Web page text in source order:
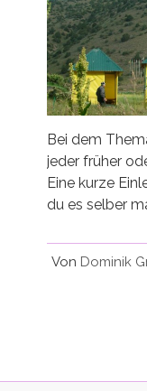
Bei dem
jeder früher
Eine kurze
du es selber
Von Dominik